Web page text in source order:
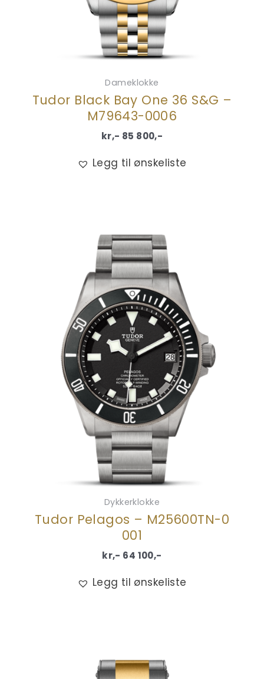
Dameklokke
Tudor Black Bay One 36 S&G –
M79643-0006
kr,- 85 800,-
Legg til ønskeliste
Dykkerklokke
Tudor Pelagos – M25600TN-0
001
kr,- 64 100,-
Legg til ønskeliste